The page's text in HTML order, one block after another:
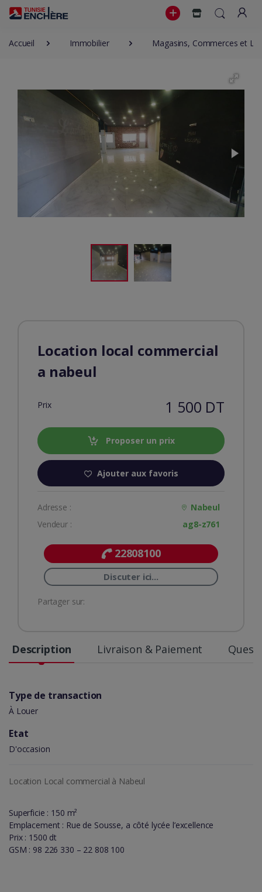
Accueil Immobilier Magasins, Commerces et
Location local commercial
a nabeul
Prix 1 500 DT
Proposer un prix
Ajouter aux favoris
Adresse :
Nabeul
Vendeur :
ag8-z761
22808100
Discuter ici...
Partager sur:
Description Livraison & Paiement
Type de transaction
À Louer
Etat
D'occasion
Location Local commercial à Nabeul
Superficie : 150 m²
Emplacement : Rue de Sousse, a côté lycée l’excellence
Prix : 1500 dt
GSM : 98 226 330 – 22 808 100